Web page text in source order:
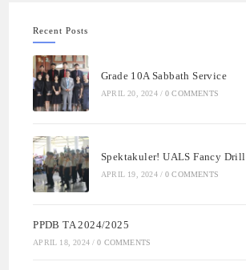
Recent Posts
Grade 10A Sabbath Service
APRIL 20, 2024 / 0 COMMENTS
Spektakuler! UALS Fancy Drill
APRIL 19, 2024 / 0 COMMENTS
PPDB TA 2024/2025
APRIL 18, 2024 / 0 COMMENTS